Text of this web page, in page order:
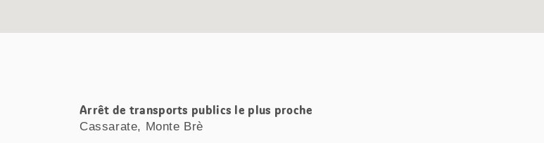
Arrêt de transports publics le plus proche
Cassarate, Monte Brè